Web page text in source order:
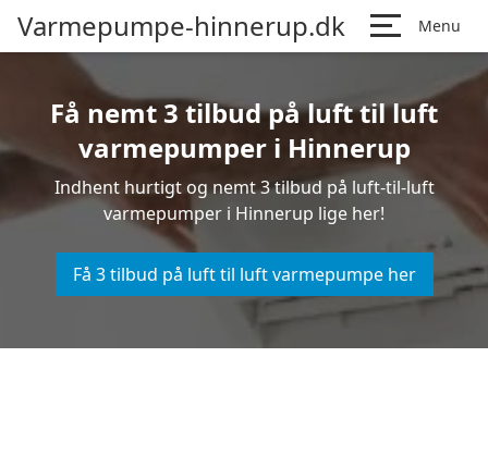
Varmepumpe-hinnerup.dk Menu
Få nemt 3 tilbud på luft til luft
varmepumper i Hinnerup
Indhent hurtigt og nemt 3 tilbud på luft-til-luft
varmepumper i Hinnerup lige her!
Få 3 tilbud på luft til luft varmepumpe her